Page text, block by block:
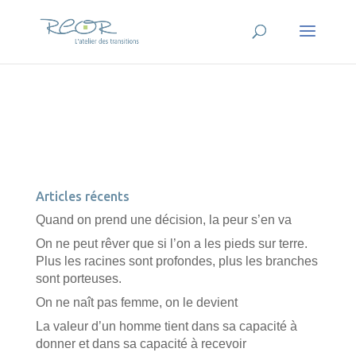
Articles récents
Quand on prend une décision, la peur s’en va
On ne peut rêver que si l’on a les pieds sur terre.
Plus les racines sont profondes, plus les branches
sont porteuses.
On ne naît pas femme, on le devient
La valeur d’un homme tient dans sa capacité à
donner et dans sa capacité à recevoir